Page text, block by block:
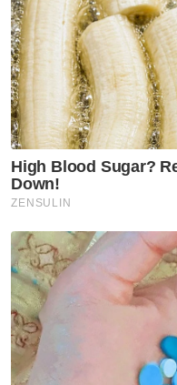
Kelantan FC
kontrak secara
tersebut yang
sebagai bulan
"Dalam kes ini,
mempunyai 18